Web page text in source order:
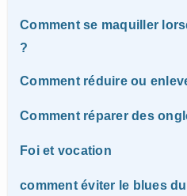
Comment se maquiller
?
Comment réduire ou
Comment réparer des
Foi et vocation
comment éviter le blues